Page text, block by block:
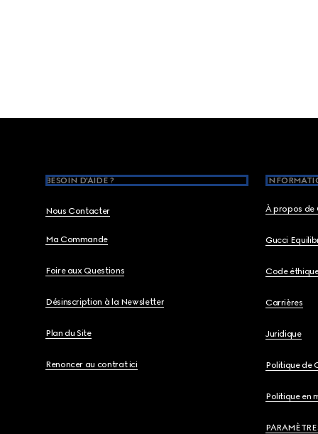
BESOIN D'AIDE ?
Nous Contacter
Ma Commande
Foire aux Questions
Désinscription à la Newsletter
Plan du Site
Renoncer au contrat ici
À propos de
Gucci
Code
Carrières
Juridique
Politique de
Politique en